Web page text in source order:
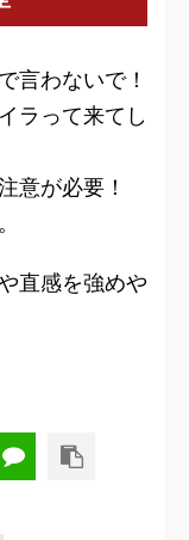
言わないで！
ラって来てし
意が必要！
直感を強めや